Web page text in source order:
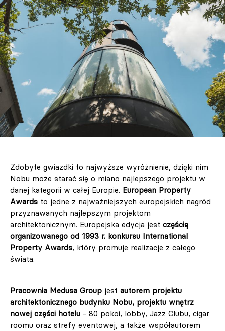
Zdobyte gwiazdki to najwyższe wyróżnienie, dzięki nim
Nobu może starać się o miano najlepszego projektu w
danej kategorii w całej Europie. European Property
Awards to jedne z najważniejszych europejskich nagród
przyznawanych najlepszym projektom
architektonicznym. Europejska edycja jest częścią
organizowanego od 1993 r. konkursu International
Property Awards, który promuje realizacje z całego
świata.
Pracownia Medusa Group jest autorem projektu
architektonicznego budynku Nobu, projektu wnętrz
nowej części hotelu - 80 pokoi, lobby, Jazz Clubu, cigar
roomu oraz strefy eventowej, a także współautorem